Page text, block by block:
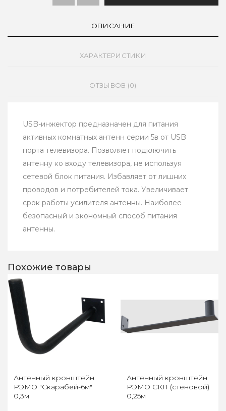
ОПИСАНИЕ
ХАРАКТЕРИСТИКИ
ОТЗЫВОВ (0)
USB-инжектор предназначен для питания
активных комнатных антенн серии 5в от USB
порта телевизора. Позволяет подключить
антенну ко входу телевизора, не используя
сетевой блок питания. Избавляет от лишних
проводов и потребителей тока. Увеличивает
срок работы усилителя антенны. Наиболее
безопасный и экономный способ питания
антенны.
Похожие товары
Антенный кронштейн
РЭМО "Скарабей-6м"
0,3м
Антенный кронштейн
РЭМО СКЛ (стеновой)
0,25м